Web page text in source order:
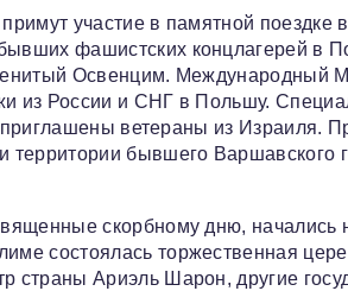
участие в памятной поездке
фашистских концлагерей в
Освенцим. Международный
из России и СНГ в Польшу.
приглашены ветераны из Израиля.
территории бывшего Варшавского
скорбному дню, начались
состоялась торжественная
Ариэль Шарон, другие